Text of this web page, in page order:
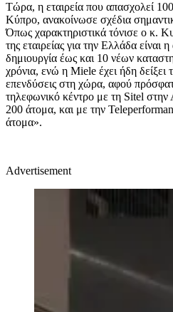
Τώρα, η εταιρεία που απασχολεί
Κύπρο, ανακοίνωσε σχέδια
Όπως χαρακτηριστικά τόνισε ο κ.
της εταιρείας για την Ελλάδα είναι
δημιουργία έως και 10 νέων
χρόνια, ενώ η Miele έχει ήδη δείξει
επενδύσεις στη χώρα, αφού
τηλεφωνικό κέντρο με τη Sitel
200 άτομα, και με την
άτομα».
Advertisement